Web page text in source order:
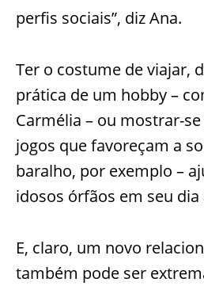
perfis sociais”, diz Ana.
Ter o costume de viajar,
prática de um hobby –
Carmélia – ou mostrar-
jogos que favoreçam a
baralho, por exemplo –
idosos órfãos em seu dia
E, claro, um novo
também pode ser